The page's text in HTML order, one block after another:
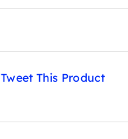
Tweet This Product